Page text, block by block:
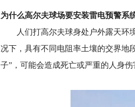
为什么高尔夫球场要安装雷电预警系
人们打高尔夫球身处户外露天环
况下，具有不同电阻率土壤的交界地
子”，可能会造成死亡或严重的人身